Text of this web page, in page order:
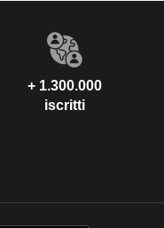
+ 1.300.000
iscritti